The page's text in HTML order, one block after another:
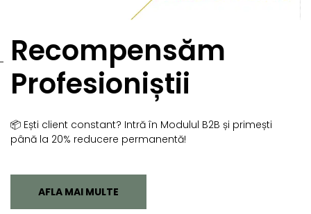
Recompensăm
Profesioniștii
📦 Ești client constant? Intră în Modulul B2B și primești
până la 20% reducere permanentă!
AFLA MAI MULTE